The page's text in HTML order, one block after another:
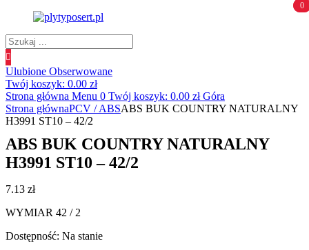
Wyszukiwanie
produktów
0
Ulubione Obserwowane
0
Twój koszyk: 0.00 zł
Strona główna Menu 0 Twój koszyk: 0.00 zł Góra
Strona głównaPCV / ABSABS BUK COUNTRY NATURALNY
H3991 ST10 – 42/2
ABS BUK COUNTRY NATURALNY
H3991 ST10 – 42/2
7.13 zł
WYMIAR 42 / 2
Dostępność: Na stanie